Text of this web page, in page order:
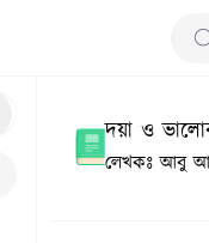
দয়া ও
লেখকঃ আবু